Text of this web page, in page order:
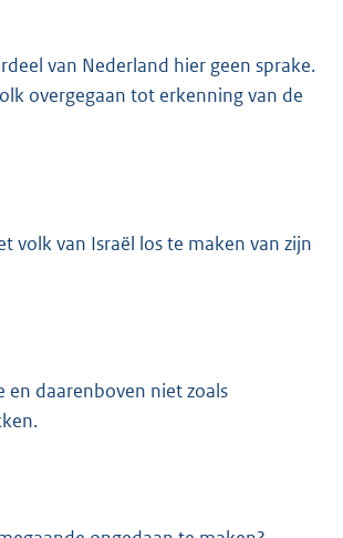
van Nederland hier geen sprake.
overgegaan tot erkenning van de
volk van Israël los te maken van zijn
en daarenboven niet zoals